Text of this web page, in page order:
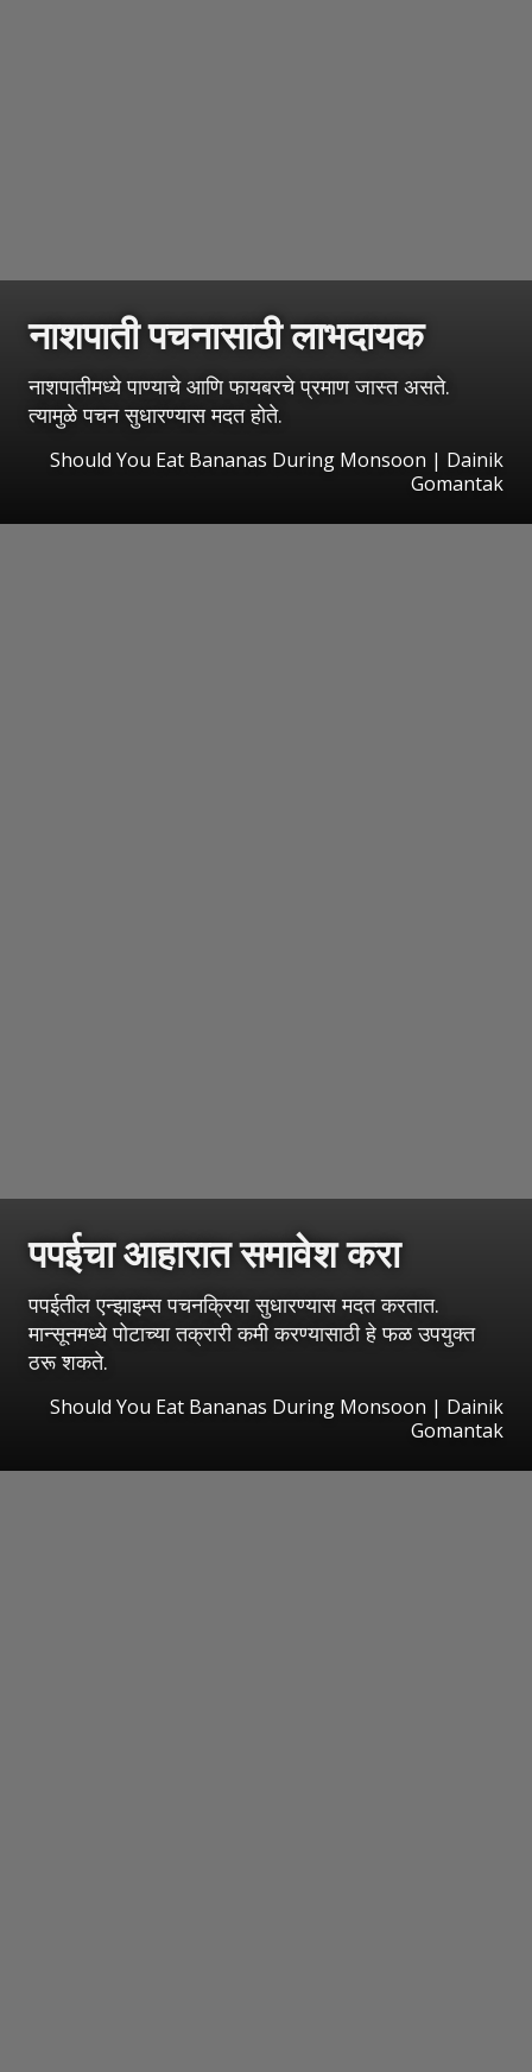
नाशपाती पचनासाठी लाभदायक
नाशपातीमध्ये पाण्याचे आणि फायबरचे प्रमाण जास्त असते.
त्यामुळे पचन सुधारण्यास मदत होते.
Should You Eat Bananas During Monsoon | Dainik
Gomantak
पपईचा आहारात समावेश करा
पपईतील एन्झाइम्स पचनक्रिया सुधारण्यास मदत करतात.
मान्सूनमध्ये पोटाच्या तक्रारी कमी करण्यासाठी हे फळ उपयुक्त
ठरू शकते.
Should You Eat Bananas During Monsoon | Dainik
Gomantak